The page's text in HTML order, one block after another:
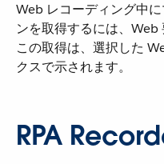
Web レコーディング中
ンを取得するには、Web
この取得は、選択した
クスで示されます。
RPA